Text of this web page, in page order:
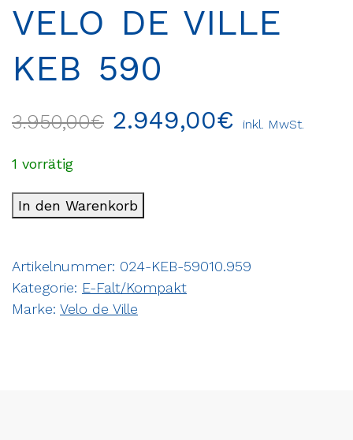
VELO DE VILLE
KEB 590
3.950,00€ 2.949,00€ inkl. MwSt.
1 vorrätig
In den Warenkorb
Artikelnummer: 024-KEB-59010.959
Kategorie: E-Falt/Kompakt
Marke: Velo de Ville